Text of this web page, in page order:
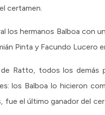
certamen.
los hermanos Balboa con
Pinta y Facundo Lucero
Ratto, todos los
los Balboa lo hicieron
fue el último ganador del